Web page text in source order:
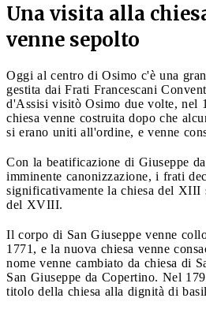
Una visita alla
venne sepolto
Oggi al centro di Osimo c'è una
gestita dai Frati Francescani
d'Assisi visitò Osimo due volte, nel
chiesa venne costruita dopo che
si erano uniti all'ordine, e venne
Con la beatificazione di Giuseppe
imminente canonizzazione, i frati
significativamente la chiesa del XIII
del XVIII.
Il corpo di San Giuseppe venne
1771, e la nuova chiesa venne
nome venne cambiato da chiesa di
San Giuseppe da Copertino. Nel
titolo della chiesa alla dignità di